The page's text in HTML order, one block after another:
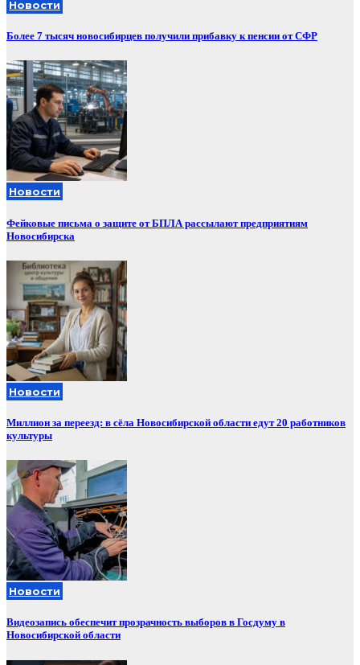
Новости
Более 7 тысяч новосибирцев получили прибавку к пенсии от СФР
Новости
Фейковые письма о защите от БПЛА рассылают предприятиям
Новосибирска
Новости
Миллион за переезд: в сёла Новосибирской области едут 20 работников
культуры
Новости
Видеозапись обеспечит прозрачность выборов в Госдуму в
Новосибирской области